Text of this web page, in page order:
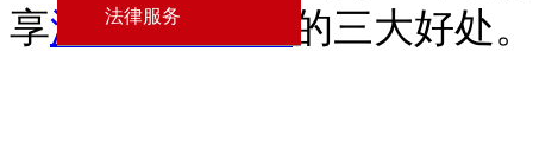
法律服务
享深圳注册公司 的三大好处